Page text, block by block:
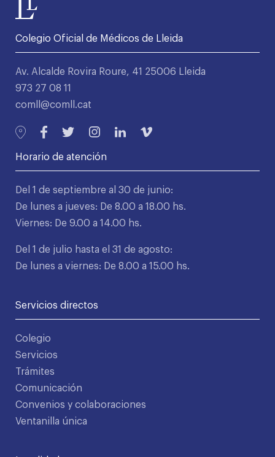
Colegio Oficial de Médicos de Lleida
Av. Alcalde Rovira Roure, 41 25006 Lleida
973 27 08 11
comll@comll.cat
Horario de atención
Del 1 de septiembre al 30 de junio:
De lunes a jueves: De 8.00 a 18.00 hs.
Viernes: De 9.00 a 14.00 hs.
Del 1 de julio hasta el 31 de agosto:
De lunes a viernes: De 8.00 a 15.00 hs.
Servicios directos
Colegio
Servicios
Trámites
Comunicación
Convenios y colaboraciones
Ventanilla única